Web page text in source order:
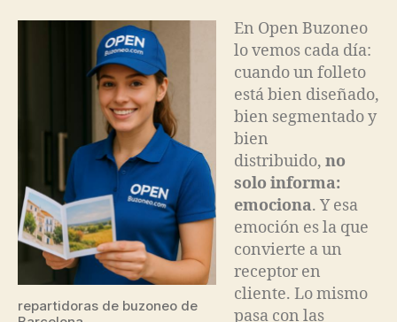
repartidoras de buzoneo de
En Open Buzoneo
lo vemos cada día:
cuando un folleto
está bien diseñado,
bien segmentado y
bien
distribuido, no
solo informa:
emociona. Y esa
emoción es la que
convierte a un
receptor en
cliente. Lo mismo
pasa con las